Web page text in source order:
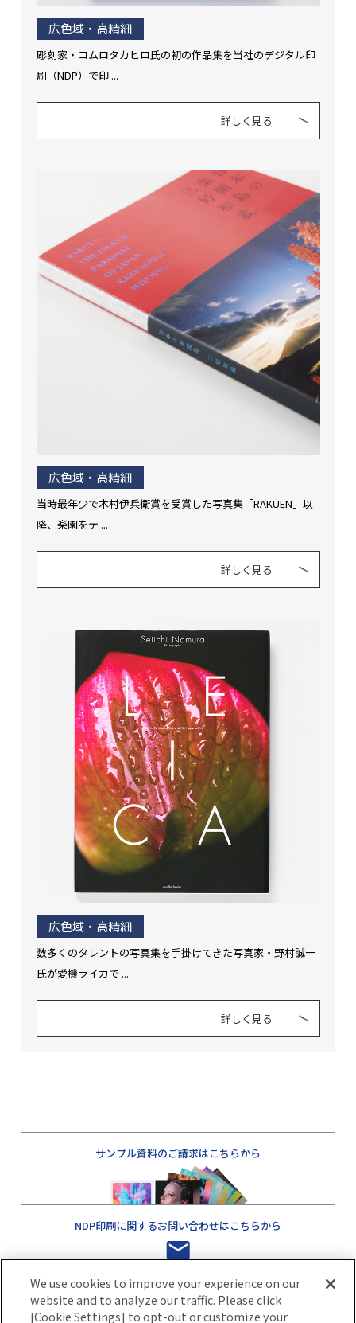
広色域・高精細
彫刻家・コムロタカヒロ氏の初の作品集を当社のデジタル印
刷（NDP）で印 ...
詳しく見る
広色域・高精細
当時最年少で木村伊兵衛賞を受賞した写真集「RAKUEN」以
降、楽園をテ ...
詳しく見る
広色域・高精細
数多くのタレントの写真集を手掛けてきた写真家・野村誠一
氏が愛機ライカで ...
詳しく見る
サンプル資料のご請求はこちらから
NDP印刷に関するお問い合わせはこちらから
We use cookies to improve your experience on our
website and to analyze our traffic. Please click
[Cookie Settings] to opt-out or customize your